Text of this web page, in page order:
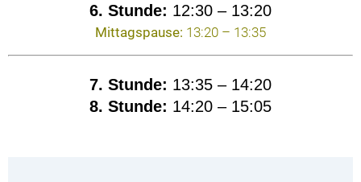
6. Stunde: 12:30 – 13:20
Mittagspause: 13:20 – 13:35
7. Stunde: 13:35 – 14:20
8. Stunde: 14:20 – 15:05